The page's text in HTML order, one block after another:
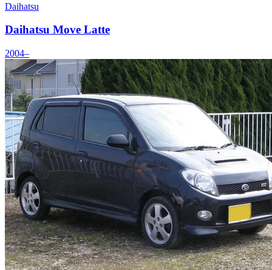
Daihatsu
Daihatsu Move Latte
2004–